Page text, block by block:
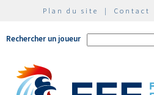
Plan du site | Contact
Rechercher un joueur